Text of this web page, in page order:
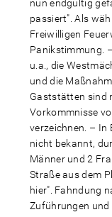
nun endgültig
passiert". Als
Freiwilligen
Panikstimmung.
u.a., die
und die
Gaststätten sind
Vorkommnisse
verzeichnen. – In
nicht bekannt,
Männer und 2
Straße aus dem
hier". Fahndung
Zuführungen und